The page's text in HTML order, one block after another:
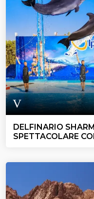
DELFINARIO
SPETTACOLARE